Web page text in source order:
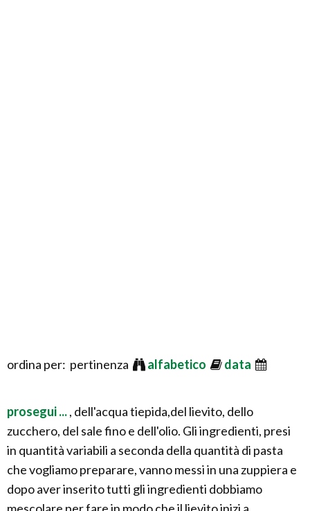
ordina per: pertinenza alfabetico data
prosegui ..., dell'acqua tiepida,del lievito, dello
zucchero, del sale fino e dell'olio. Gli ingredienti, presi
in quantità variabili a seconda della quantità di pasta
che vogliamo preparare, vanno messi in una zuppiera e
dopo aver inserito tutti gli ingredienti dobbiamo